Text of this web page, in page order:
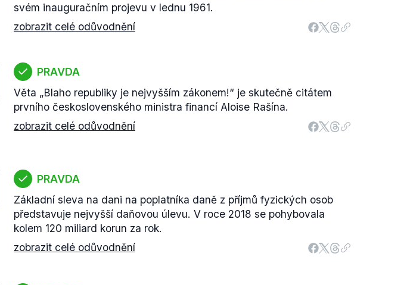
svém inauguračním projevu v lednu 1961.
zobrazit celé odůvodnění
PRAVDA
Věta „Blaho republiky je nejvyšším zákonem!“ je skutečně citátem
prvního československého ministra financí Aloise Rašína.
zobrazit celé odůvodnění
PRAVDA
Základní sleva na dani na poplatníka daně z příjmů fyzických osob
představuje nejvyšší daňovou úlevu. V roce 2018 se pohybovala
kolem 120 miliard korun za rok.
zobrazit celé odůvodnění